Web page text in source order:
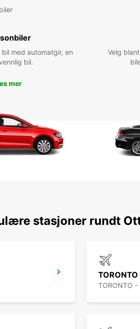
med automatgir, en
bil.
mer
Velg
stasjoner rundt
TORONTO -